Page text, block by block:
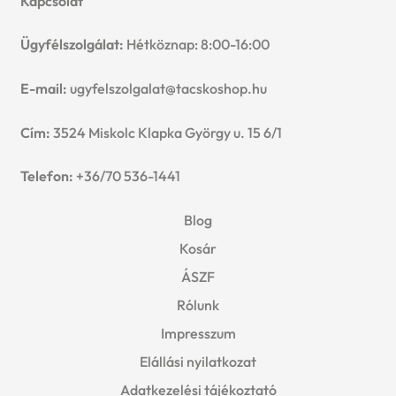
Ügyfélszolgálat: Hétköznap: 8:00-16:00
E-mail: ugyfelszolgalat@tacskoshop.hu
Cím: 3524 Miskolc Klapka György u. 15 6/1
Telefon: +36/70 536-1441
Blog
Kosár
ÁSZF
Rólunk
Impresszum
Elállási nyilatkozat
Adatkezelési tájékoztató